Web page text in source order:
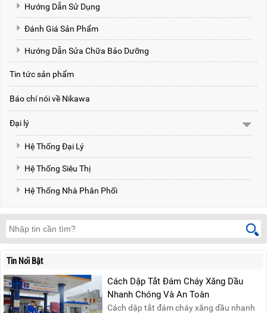
Hướng Dẫn Sử Dụng
Đánh Giá Sản Phẩm
Hướng Dẫn Sửa Chữa Bảo Dưỡng
Tin tức sản phẩm
Báo chí nói về Nikawa
Đại lý
Hệ Thống Đại Lý
Hệ Thống Siêu Thị
Hệ Thống Nhà Phân Phối
Tin Nổi Bật
Cách Dập Tắt Đám Cháy Xăng Dầu
Nhanh Chóng Và An Toàn
Cách dập tắt đám cháy xăng dầu nhanh